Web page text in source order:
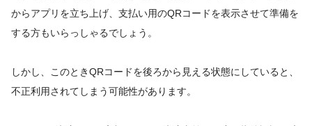
からアプリを立ち上げ、支払い用のQRコードを表示させて準備を
する方もいらっしゃるでしょう。
しかし、このときQRコードを後ろから見える状態にしていると、
不正利用されてしまう可能性があります。